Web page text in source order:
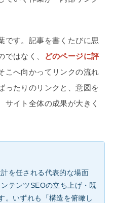
です。記事を書くたびに思
ではなく、
どのページに評
こへ向かってリンクの流れ
ったりのリンクと、意図を
サイト全体の成果が大きく
を任される代表的な場面
テンツSEOの立ち上げ・既
。いずれも「構造を俯瞰し